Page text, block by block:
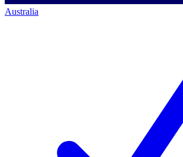
Australia